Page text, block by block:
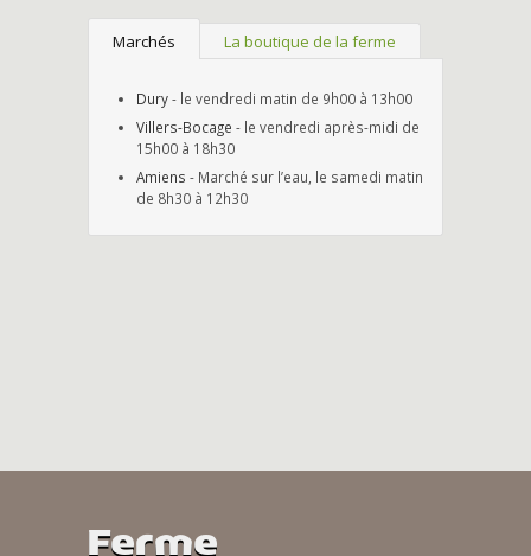
Marchés La boutique de la ferme
Dury- le vendredi matin de 9h00 à 13h00
Villers-Bocage - le vendredi après-midi de
15h00 à 18h30
Amiens - Marché sur l’eau, le samedi matin
de 8h30 à 12h30
Ferme